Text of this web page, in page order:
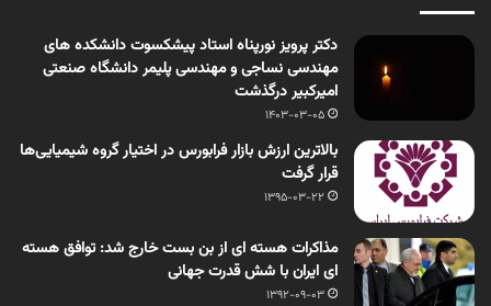
دکتر پرویز نورپناه استاد پیشکسوت دانشکده های
مهندسی نساجی و مهندسی پلیمر دانشگاه صنعتی
امیرکبیر درگذشت
1403-03-05
بالاترین ارزش بازار فرابورس در اختیار گروه شیمیایی‌ها
قرار گرفت
1395-03-22
مذاکرات هسته ای از بن بست خارج شد: توافق هسته
ای ایران با شش قدرت جهانی
1392-09-03